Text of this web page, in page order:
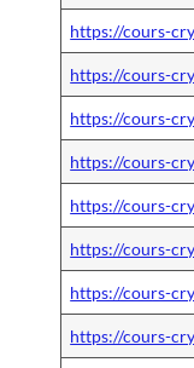
https://cours-
https://cours-
https://cours-
https://cours-
https://cours-
https://cours-
https://cours-
https://cours-